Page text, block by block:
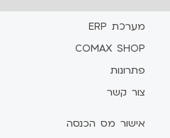
מערכת ERP
COMAX SHOP
פתרונות
צור קשר
אישור מס הכנסה